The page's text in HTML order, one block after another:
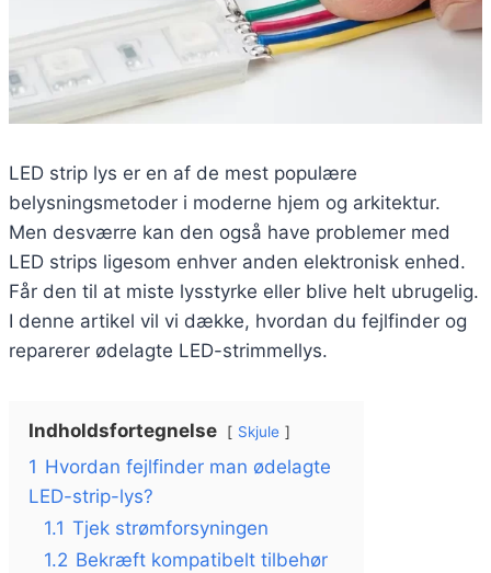
LED strip lys er en af de mest populære
belysningsmetoder i moderne hjem og arkitektur.
Men desværre kan den også have problemer med
LED strips ligesom enhver anden elektronisk enhed.
Får den til at miste lysstyrke eller blive helt ubrugelig.
I denne artikel vil vi dække, hvordan du fejlfinder og
reparerer ødelagte LED-strimmellys.
Indholdsfortegnelse Skjule
1 Hvordan fejlfinder man ødelagte
LED-strip-lys?
1.1 Tjek strømforsyningen
1.2 Bekræft kompatibelt tilbehør